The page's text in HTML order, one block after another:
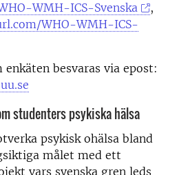
WMH-ICS-Svenska
,
WHO-WMH-ICS-
besvaras via epost:
studenters psykiska hälsa
psykisk ohälsa bland
målet med ett
vars svenska gren leds